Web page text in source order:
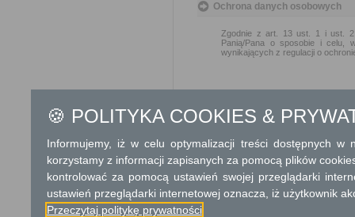
Ochrona danych osobowych
Zgodnie z art. 13 ust. 1 i ust. 2
Panią/Pana o sposobie i celu,
wynikających z regulacji o
iod@umciechanow.pl
lub
3. Administrator przetwarza
podstawie udzielonej zgody.
4. Pani/Pana dane osobowe
zawartych przez Administratora
🍪 POLITYKA COOKIES &
Informujemy, iż w celu optymalizacji treści dostępnych w
korzystamy z informacji zapisanych za pomocą plików
kontrolować za pomocą ustawień swojej przeglądarki
ustawień przeglądarki internetowej oznacza, iż użytkownik
Przeczytaj politykę prywatności